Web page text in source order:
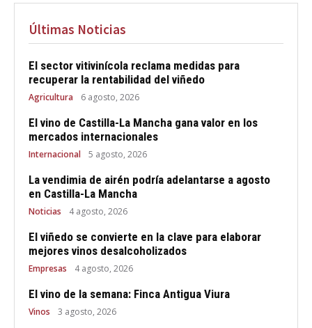
Últimas Noticias
El sector vitivinícola reclama medidas para
recuperar la rentabilidad del viñedo
Agricultura 6 agosto, 2026
El vino de Castilla-La Mancha gana valor en los
mercados internacionales
Internacional 5 agosto, 2026
La vendimia de airén podría adelantarse a agosto
en Castilla-La Mancha
Noticias 4 agosto, 2026
El viñedo se convierte en la clave para elaborar
mejores vinos desalcoholizados
Empresas 4 agosto, 2026
El vino de la semana: Finca Antigua Viura
Vinos 3 agosto, 2026